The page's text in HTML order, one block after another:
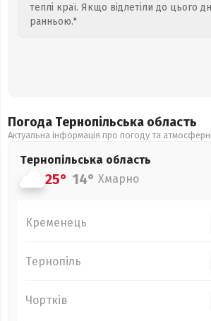
теплі краї. Якщо відлетіли до цього
ранньою."
Погода Тернопільська область
Актуальна інформація про погоду та
Тернопільська область
25° 14° Хмарно
Кременець
Тернопіль
Чортків